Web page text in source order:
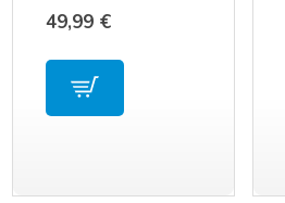
MAGNETNA
RUBIKOVA KOCKA
3×3
49,99 €